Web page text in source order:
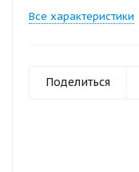
Все характеристики
Поделиться